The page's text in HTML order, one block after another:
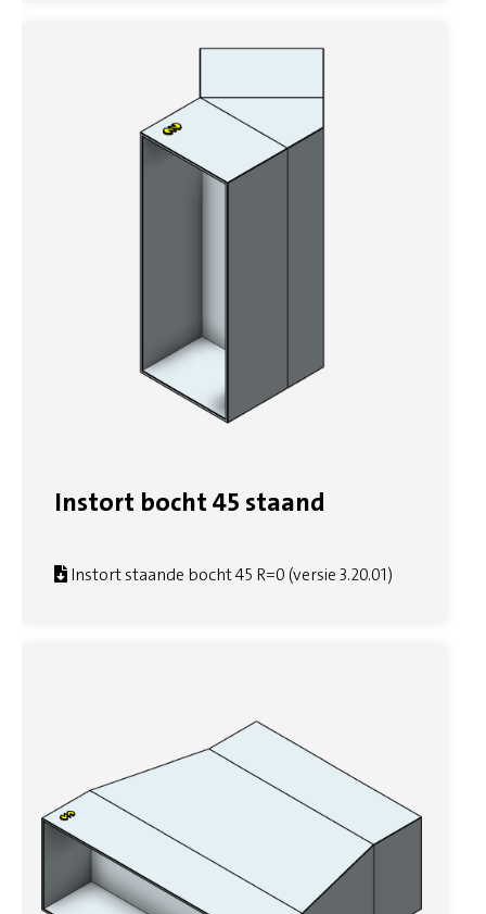
Instort bocht 45 staand
Instort staande bocht 45 R=0 (versie 3.20.01)